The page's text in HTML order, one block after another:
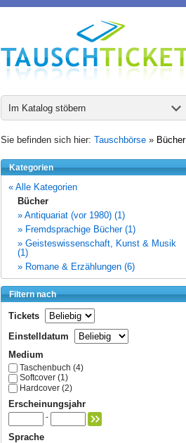
Im Katalog stöbern
Sie befinden sich hier: Tauschbörse » Bücher
Kategorien
« Alle Kategorien
Bücher
» Antiquariat (vor 1980) (1)
» Fremdsprachige Bücher (1)
» Geisteswissenschaft, Kunst & Musik
(1)
» Romane & Erzählungen (6)
Filtern nach
Tickets
Einstelldatum
Medium
Taschenbuch (4)
Softcover (1)
Hardcover (2)
Erscheinungsjahr
-
Sprache